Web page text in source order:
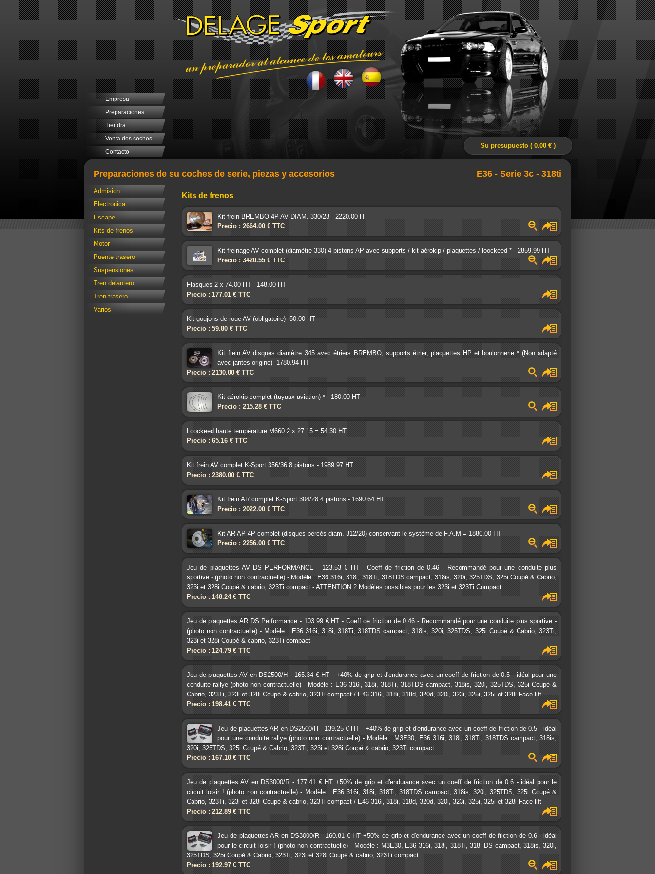
Empresa
Preparaciones
Tiendra
Venta des coches
Contacto
E36 - Serie 3c - 318ti
Preparaciones de su coches de serie, piezas y accesorios
Su presupuesto ( 0.00 € )
Admision
Electronica
Escape
Kits de frenos
Motor
Puente trasero
Suspensiones
Tren delantero
Tren trasero
Varios
Kits de frenos
Kit frein BREMBO 4P AV DIAM. 330/28 - 2220.00 HT
Precio : 2664.00 € TTC
Kit freinage AV complet (diamètre 330) 4 pistons AP avec supports / kit aérokip / plaquettes / loockeed * - 2859.99 HT
Precio : 3420.55 € TTC
Flasques 2 x 74.00 HT - 148.00 HT
Precio : 177.01 € TTC
Kit goujons de roue AV (obligatoire)- 50.00 HT
Precio : 59.80 € TTC
Kit frein AV disques diamètre 345 avec étriers BREMBO, supports étrier, plaquettes HP et boulonnerie * (Non adapté
avec jantes origine)- 1780.94 HT
Precio : 2130.00 € TTC
Kit aérokip complet (tuyaux aviation) * - 180.00 HT
Precio : 215.28 € TTC
Loockeed haute température M660 2 x 27.15 = 54.30 HT
Precio : 65.16 € TTC
Kit frein AV complet K-Sport 356/36 8 pistons - 1989.97 HT
Precio : 2380.00 € TTC
Kit frein AR complet K-Sport 304/28 4 pistons - 1690.64 HT
Precio : 2022.00 € TTC
Kit AR AP 4P complet (disques percés diam. 312/20) conservant le système de F.A.M = 1880.00 HT
Precio : 2256.00 € TTC
Jeu de plaquettes AV DS PERFORMANCE - 123.53 € HT - Coeff de friction de 0.46 - Recommandé pour une conduite plus
sportive - (photo non contractuelle) - Modèle : E36 316i, 318i, 318Ti, 318TDS campact, 318is, 320i, 325TDS, 325i Coupé & Cabrio,
323i et 328i Coupé & cabrio, 323Ti compact - ATTENTION 2 Modèles possibles pour les 323i et 323Ti Compact
Precio : 148.24 € TTC
Jeu de plaquettes AR DS Performance - 103.99 € HT - Coeff de friction de 0.46 - Recommandé pour une conduite plus sportive -
(photo non contractuelle) - Modèle : E36 316i, 318i, 318Ti, 318TDS campact, 318is, 320i, 325TDS, 325i Coupé & Cabrio, 323Ti,
323i et 328i Coupé & cabrio, 323Ti compact
Precio : 124.79 € TTC
Jeu de plaquettes AV en DS2500/H - 165.34 € HT - +40% de grip et d'endurance avec un coeff de friction de 0.5 - idéal pour une
conduite rallye (photo non contractuelle) - Modèle : E36 316i, 318i, 318Ti, 318TDS campact, 318is, 320i, 325TDS, 325i Coupé &
Cabrio, 323Ti, 323i et 328i Coupé & cabrio, 323Ti compact / E46 316i, 318i, 318d, 320d, 320i, 323i, 325i, 325i et 328i Face lift
Precio : 198.41 € TTC
Jeu de plaquettes AR en DS2500/H - 139.25 € HT - +40% de grip et d'endurance avec un coeff de friction de 0.5 - idéal
pour une conduite rallye (photo non contractuelle) - Modèle : M3E30, E36 316i, 318i, 318Ti, 318TDS campact, 318is,
320i, 325TDS, 325i Coupé & Cabrio, 323Ti, 323i et 328i Coupé & cabrio, 323Ti compact
Precio : 167.10 € TTC
Jeu de plaquettes AV en DS3000/R - 177.41 € HT +50% de grip et d'endurance avec un coeff de friction de 0.6 - idéal pour le
circuit loisir ! (photo non contractuelle) - Modèle : E36 316i, 318i, 318Ti, 318TDS campact, 318is, 320i, 325TDS, 325i Coupé &
Cabrio, 323Ti, 323i et 328i Coupé & cabrio, 323Ti compact / E46 316i, 318i, 318d, 320d, 320i, 323i, 325i, 325i et 328i Face lift
Precio : 212.89 € TTC
Jeu de plaquettes AR en DS3000/R - 160.81 € HT +50% de grip et d'endurance avec un coeff de friction de 0.6 - idéal
pour le circuit loisir ! (photo non contractuelle) - Modèle : M3E30, E36 316i, 318i, 318Ti, 318TDS campact, 318is, 320i,
325TDS, 325i Coupé & Cabrio, 323Ti, 323i et 328i Coupé & cabrio, 323Ti compact
Precio : 192.97 € TTC